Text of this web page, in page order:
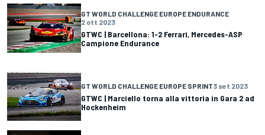
GT WORLD CHALLENGE EUROPE ENDURANCE
2 ott 2023
GTWC | Barcellona: 1-2 Ferrari, Mercedes-ASP
Campione Endurance
GT WORLD CHALLENGE EUROPE SPRINT3 set 2023
GTWC | Marciello torna alla vittoria in Gara 2 ad
Hockenheim